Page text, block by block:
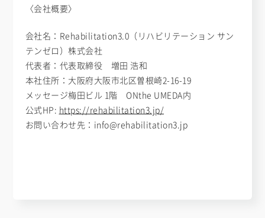
〈会社概要〉
会社名：Rehabilitation3.0（リハビリテーション サン
テンゼロ）株式会社
代表者：代表取締役 増田 浩和
本社住所：大阪府大阪市北区曽根崎2-16-19
メッセージ梅田ビル 1階 ONthe UMEDA内
公式HP: https://rehabilitation3.jp/
お問い合わせ先：info@rehabilitation3.jp